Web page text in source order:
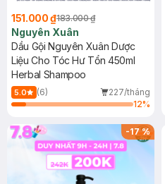
151.000 ₫183.000 ₫
Nguyên Xuân
Dầu Gội Nguyên Xuân Dược
Liệu Cho Tóc Hư Tổn 450ml
Herbal Shampoo
5.0 (6)
227/tháng
12%
-17%